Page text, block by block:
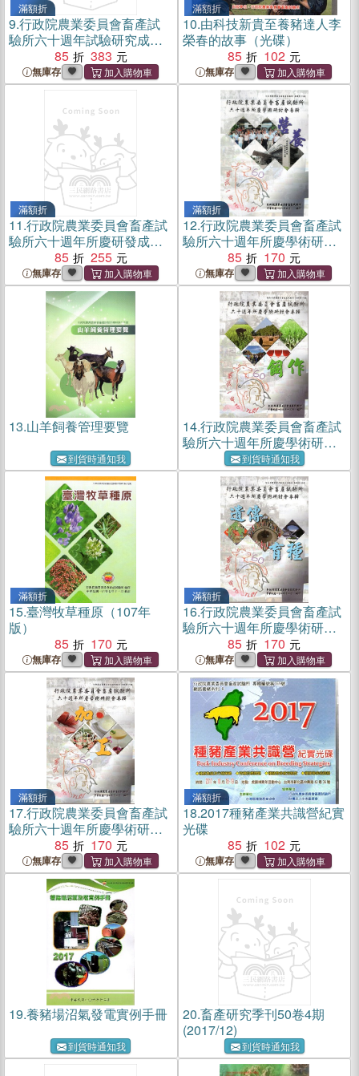
滿額折
9.行政院農業委員會畜產試
驗所六十週年試驗研究成果
85 383
無庫存
滿額折
10.由科技新貴至養豬達人李
榮春的故事（光碟）
85
102
無庫存
滿額折
11.行政院農業委員會畜產試
驗所六十週年所慶研發成果
與智慧財產權專輯
85 255
無庫存
滿額折
12.行政院農業委員會畜產試
驗所六十週年所慶學術研討
會專輯：營養
85 170
無庫存
13.山羊飼養管理要覽
到貨時通知我
14.行政院農業委員會畜產試
驗所六十週年所慶學術研討
會專輯-飼作到貨時通知我
滿額折
15.臺灣牧草種原（107年
版）
85
170
無庫存
滿額折
16.行政院農業委員會畜產試
驗所六十週年所慶學術研討
會專輯-遺傳育種
85 170
無庫存
滿額折
17.行政院農業委員會畜產試
驗所六十週年所慶學術研討
會專輯-加工
85 170
無庫存
滿額折
18.2017種豬產業共識營紀實
光碟
85
102
無庫存
19.養豬場沼氣發電實例手冊
到貨時通知我
20.畜產研究季刊50卷4期
(2017/12)
到貨時通知我